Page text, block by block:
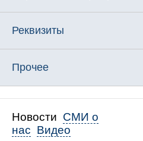
Реквизиты
Прочее
Новости СМИ о
нас Видео